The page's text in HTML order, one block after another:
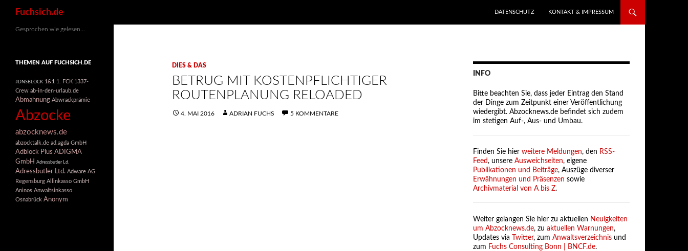
Fuchsich.de
DATENSCHUTZ
KONTAKT & IMPRESSUM
DIES & DAS
BETRUG MIT KOSTENPFLICHTIGER
ROUTENPLANUNG RELOADED
4. MAI 2016 ADRIAN FUCHS 5 KOMMENTARE
INFO
Bitte beachten Sie, dass jeder Eintrag den Stand
der Dinge zum Zeitpunkt einer Veröffentlichung
wiedergibt. Abzocknews.de befindet sich zudem
im stetigen Auf-, Aus- und Umbau.
Finden Sie hier weitere Meldungen, den RSS-
Feed, unsere Ausweichseiten, eigene
Publikationen und Beiträge, Auszüge diverser
Erwähnungen und Präsenzen sowie
Archivmaterial von A bis Z.
Weiter gelangen Sie hier zu aktuellen Neuigkeiten
um Abzocknews.de, zu aktuellen Warnungen,
Updates via
Twitter, zum Anwaltsverzeichnis und
zum Fuchs Consulting Bonn | BNCF.de.
Gesprochen wie gelesen…
THEMEN AUF FUCHSICH.DE
#DNSBLOCK 1&1 1. FCK 1337-
Crew ab-in-den-urlaub.de
Abmahnung Abwrackprämie
Abzocke
abzocknews.de
abzocktalk.de ad.agda GmbH
Adblock Plus ADIGMA
GmbH Adressbutler Ld.
Adressbutler Ltd. Adware AG
Regensburg Allinkasso GmbH
Aninos Anwaltsinkasso
Osnabrück Anonym